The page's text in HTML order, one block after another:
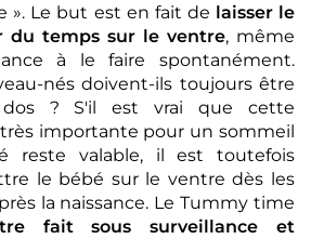
». Le but est en fait de laisser le
du temps sur le ventre, même
à le faire spontanément.
nés doivent-ils toujours être
? S'il est vrai que cette
importante pour un sommeil
reste valable, il est toutefois
le bébé sur le ventre dès les
la naissance. Le Tummy time
fait sous surveillance et